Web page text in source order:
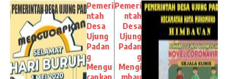
Pemeri
ntah
Desa
Ujung
Padan
g
Mengu
capkan
Pemeri
ntah
Desa
Ujung
Padan
g
Mengi
mbau